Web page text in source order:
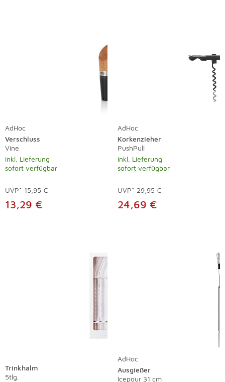
AdHoc
Verschluss
Vine
inkl. Lieferung
sofort verfügbar
UVP* 15,95 €
13,29 €
AdHoc
Korkenzieher
PushPull
inkl. Lieferung
sofort verfügbar
UVP* 29,95 €
24,69 €
Trinkhalm
5tlg.
AdHoc
Ausgießer
Icepour 31 cm